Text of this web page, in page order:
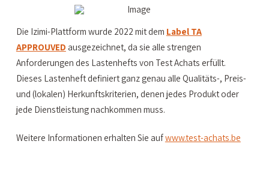
Die Izimi-Plattform wurde 2022 mit dem Label TA
APPROUVED ausgezeichnet, da sie alle strengen
Anforderungen des Lastenhefts von Test Achats erfüllt.
Dieses Lastenheft definiert ganz genau alle Qualitäts-, Preis-
und (lokalen) Herkunftskriterien, denen jedes Produkt oder
jede Dienstleistung nachkommen muss.
Weitere Informationen erhalten Sie aufwww.test-achats.be